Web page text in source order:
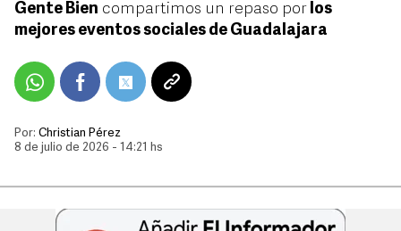
Gente Bien compartimos un repaso por los
mejores eventos sociales de Guadalajara
Por: Christian Pérez
8 de julio de 2026 - 14:21 hs